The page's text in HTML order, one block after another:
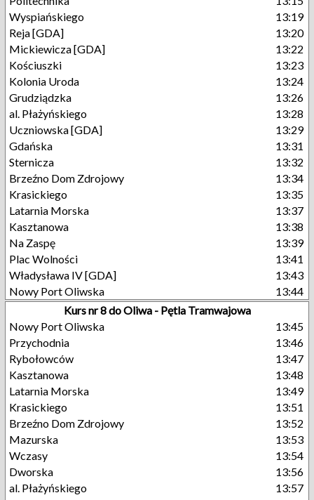
Wyspiańskiego
13:19
Reja [GDA]
13:20
Mickiewicza [GDA]
13:22
Kościuszki
13:23
Kolonia Uroda
13:24
Grudziądzka
13:26
al. Płażyńskiego
13:28
Uczniowska [GDA]
13:29
Gdańska
13:31
Sternicza
13:32
Brzeźno Dom Zdrojowy
13:34
Krasickiego
13:35
Latarnia Morska
13:37
Kasztanowa
13:38
Na Zaspę
13:39
Plac Wolności
13:41
Władysława IV [GDA]
13:43
Nowy Port Oliwska
13:44
Kurs nr 8 do Oliwa - Pętla Tramwajowa
Nowy Port Oliwska
13:45
Przychodnia
13:46
Rybołowców
13:47
Kasztanowa
13:48
Latarnia Morska
13:49
Krasickiego
13:51
Brzeźno Dom Zdrojowy
13:52
Mazurska
13:53
Wczasy
13:54
Dworska
13:56
al. Płażyńskiego
13:57